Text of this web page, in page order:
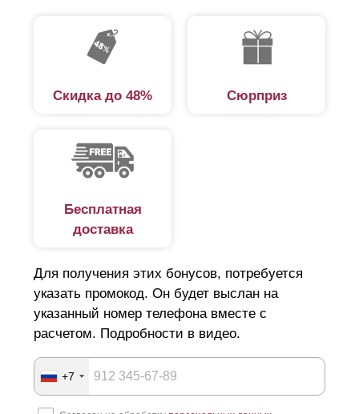
Скидка до 48% Сюрприз
Бесплатная
доставка
Для получения этих бонусов, потребуется
указать промокод. Он будет выслан на
указанный номер телефона вместе с
расчетом. Подробности в видео.
+7